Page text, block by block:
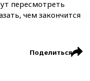
пересмотреть
чем закончится
Поделиться